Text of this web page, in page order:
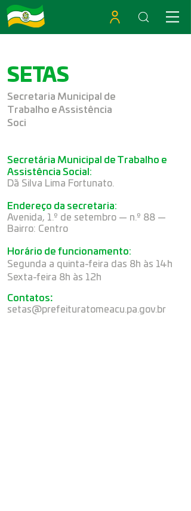
SETAS
Secretaria Municipal de
Trabalho e Assistência
Soci
Secretária Municipal de Trabalho e
Assistência Social:
Dã Silva Lima Fortunato.
Endereço da secretaria:
Avenida, 1.º de setembro — n.º 88 —
Bairro: Centro
Horário de funcionamento:
Segunda a quinta-feira das 8h às 14h
Sexta-feira 8h às 12h
Contatos:
setas@prefeituratomeacu.pa.gov.br